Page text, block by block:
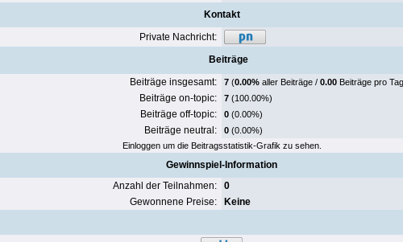
Kontakt
Private Nachricht:
Beiträge
Beiträge insgesamt:
7 (0.00% aller Beiträge / 0.00 Beiträge pro
Beiträge on-topic: 7 (100.00%)
Beiträge off-topic: 0 (0.00%)
Beiträge neutral: 0 (0.00%)
Einloggen um die Beitragsstatistik-Grafik zu sehen.
Gewinnspiel-Information
Anzahl der Teilnahmen:
0
Gewonnene Preise:
Keine